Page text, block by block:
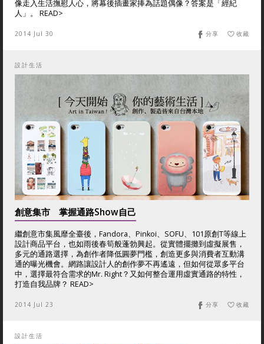
像走入生活撫慰人心，將幕後插畫家捧為話題偶像？答案是「經紀
人」。 READ>
2014 Jul 30 收藏
分享
設計生活
創意集市 掌握通路Show自己
繼創意市集風靡全臺後，Fandora、Pinkoi、SOFU、101原創T等線上
設計商品平台，也如雨後春筍般蓬勃興起。從實體擺攤到虛擬展售，
多元的通路選擇，為創作者降低圓夢門檻，創造更多與消費者互動溝
通的曝光機會。網路讓設計人的創作夢不再遙遠，但如何從眾多平台
中，選擇最符合需求的Mr. Right？又如何整合運用虛實通路的特性，
打造自我品牌？ READ>
2014 Jul 23 收藏
分享
設計生活